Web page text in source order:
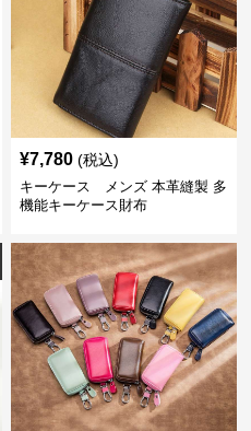
¥7,780 (税込)
キーケース メンズ 本革縫製 多
機能キーケース財布